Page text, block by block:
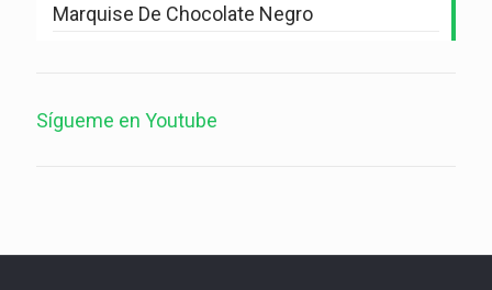
Marquise De Chocolate Negro
Sígueme en Youtube